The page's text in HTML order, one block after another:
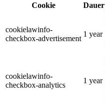
Cookie
Dauer
cookielawinfo-
checkbox-advertisement
1 year
cookielawinfo-
checkbox-analytics
1 year